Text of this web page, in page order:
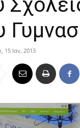
15 Ιαν, 2013